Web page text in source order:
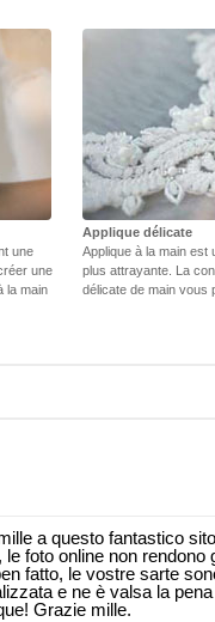
une
une
la main
Applique délicate
Applique à la main est
plus attrayante. La
délicate de main vous
a questo fantastico
le foto online non
fatto, le vostre sarte
e ne è valsa la
Grazie mille.